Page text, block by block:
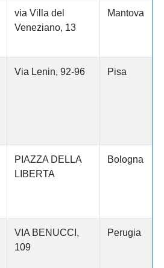
via Villa del
Veneziano, 13
Mantova
Via Lenin, 92-96 Pisa
PIAZZA DELLA
LIBERTA
Bologna
VIA BENUCCI,
109
Perugia